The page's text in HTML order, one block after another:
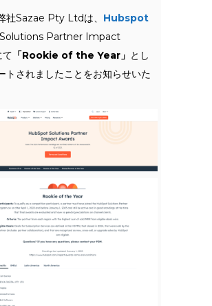
社Sazae Pty Ltdは、 Hubspot
Solutions Partner Impact
「Rookie of the Year」 とし
トされましたことをお知らせいた